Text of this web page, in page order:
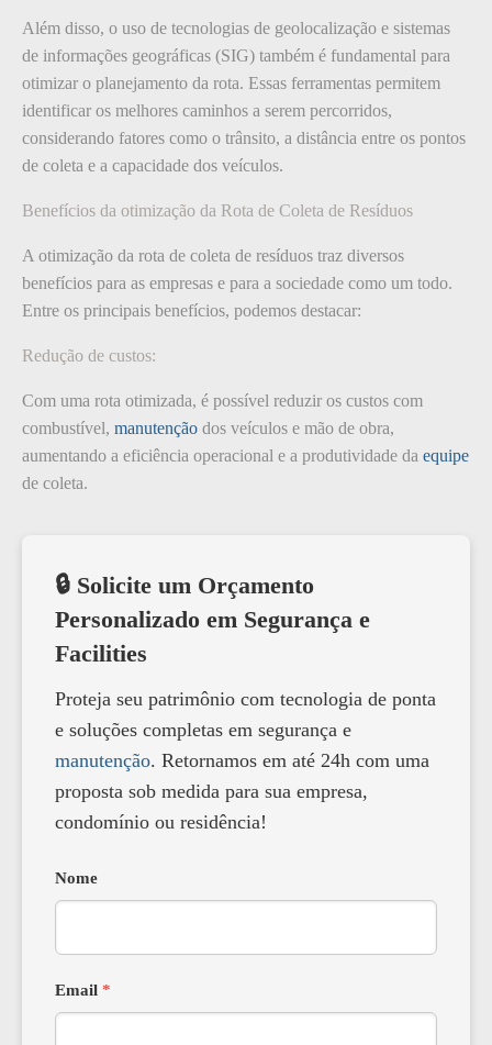
Além disso, o uso de tecnologias de geolocalização e sistemas
de informações geográficas (SIG) também é fundamental para
otimizar o planejamento da rota. Essas ferramentas permitem
identificar os melhores caminhos a serem percorridos,
considerando fatores como o trânsito, a distância entre os pontos
de coleta e a capacidade dos veículos.
Benefícios da otimização da Rota de Coleta de Resíduos
A otimização da rota de coleta de resíduos traz diversos
benefícios para as empresas e para a sociedade como um todo.
Entre os principais benefícios, podemos destacar:
Redução de custos:
Com uma rota otimizada, é possível reduzir os custos com
combustível, manutenção dos veículos e mão de obra,
aumentando a eficiência operacional e a produtividade da equipe
de coleta.
🔒 Solicite um Orçamento
Personalizado em Segurança e
Facilities
Proteja seu patrimônio com tecnologia de ponta
e soluções completas em segurança e
manutenção. Retornamos em até 24h com uma
proposta sob medida para sua empresa,
condomínio ou residência!
Nome
Email *